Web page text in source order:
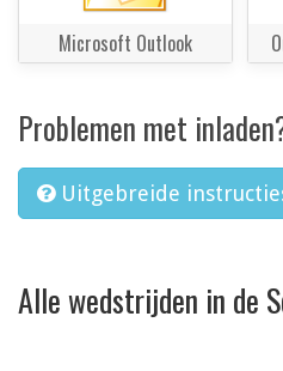
Microsoft Outlook
Problemen met
Uitgebreide
Alle wedstrijden in de